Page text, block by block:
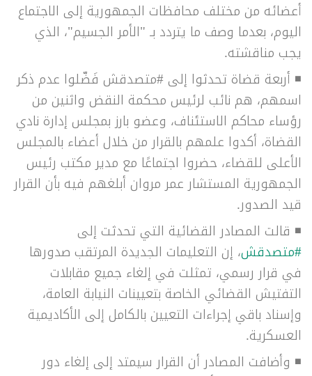
أعضائه من مختلف محافظات الجمهورية إلى الاجتماع
اليوم، بعدما وصف ما يتردد بـ "الأمر الجسيم"، الذي
يجب مناقشته.
◾ أربعة قضاة تحدثوا إلى #متصدقش فَضّلوا عدم ذكر
اسمهم، هم نائب لرئيس محكمة النقض واثنين من
رؤساء محاكم الاستئناف، وعضو بارز بمجلس إدارة نادي
القضاة، أكدوا علمهم بالقرار من خلال أعضاء بالمجلس
الأعلى للقضاء، حضروا اجتماعًا مع مدير مكتب رئيس
الجمهورية المستشار عمر مروان أبلغهم فيه بأن القرار
قيد الصدور.
◾ قالت المصادر القضائية التي تحدثت إلى
#متصدقش، إن التعليمات الجديدة المرتقب صدورها
في قرار رسمي، تمثلت في إلغاء جميع مقابلات
التفتيش القضائي الخاصة بتعيينات النيابة العامة،
وإسناد باقي إجراءات التعيين بالكامل إلى الأكاديمية
العسكرية.
◾ وأضافت المصادر أن القرار سيمتد إلى إلغاء دور